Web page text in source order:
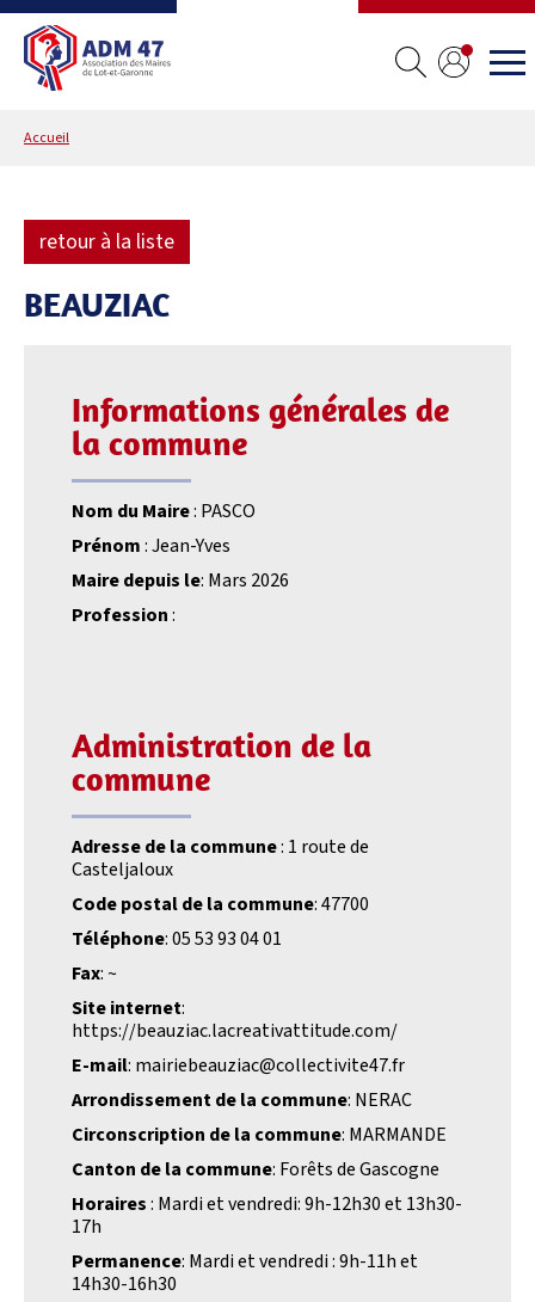
Accueil
retour à la liste
BEAUZIAC
Informations générales de
la commune
Nom du Maire: PASCO
Prénom: Jean-Yves
Maire depuis le: Mars 2026
Profession:
Administration de la
commune
Adresse de la commune: 1 route de
Casteljaloux
Code postal de la commune: 47700
Téléphone: 05 53 93 04 01
Fax: ~
Site internet:
https://beauziac.lacreativattitude.com/
E-mail: mairiebeauziac@collectivite47.fr
Arrondissement de la commune: NERAC
Circonscription de la commune: MARMANDE
Canton de la commune: Forêts de Gascogne
Horaires: Mardi et vendredi: 9h-12h30 et 13h30-
17h
Permanence: Mardi et vendredi : 9h-11h et
14h30-16h30